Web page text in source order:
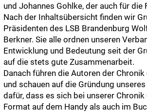
und Johannes Gohlke, der auch für die
Nach der Inhaltsübersicht finden wir
Präsidenten des LSB Brandenburg
Berkner. Sie alle ordnen unseren
Entwicklung und Bedeutung seit der
auf die stets gute Zusammenarbeit.
Danach führen die Autoren der
und schauen auf die Gründung
dafür, dass es sich bei unserer
Format auf dem Handy als auch im